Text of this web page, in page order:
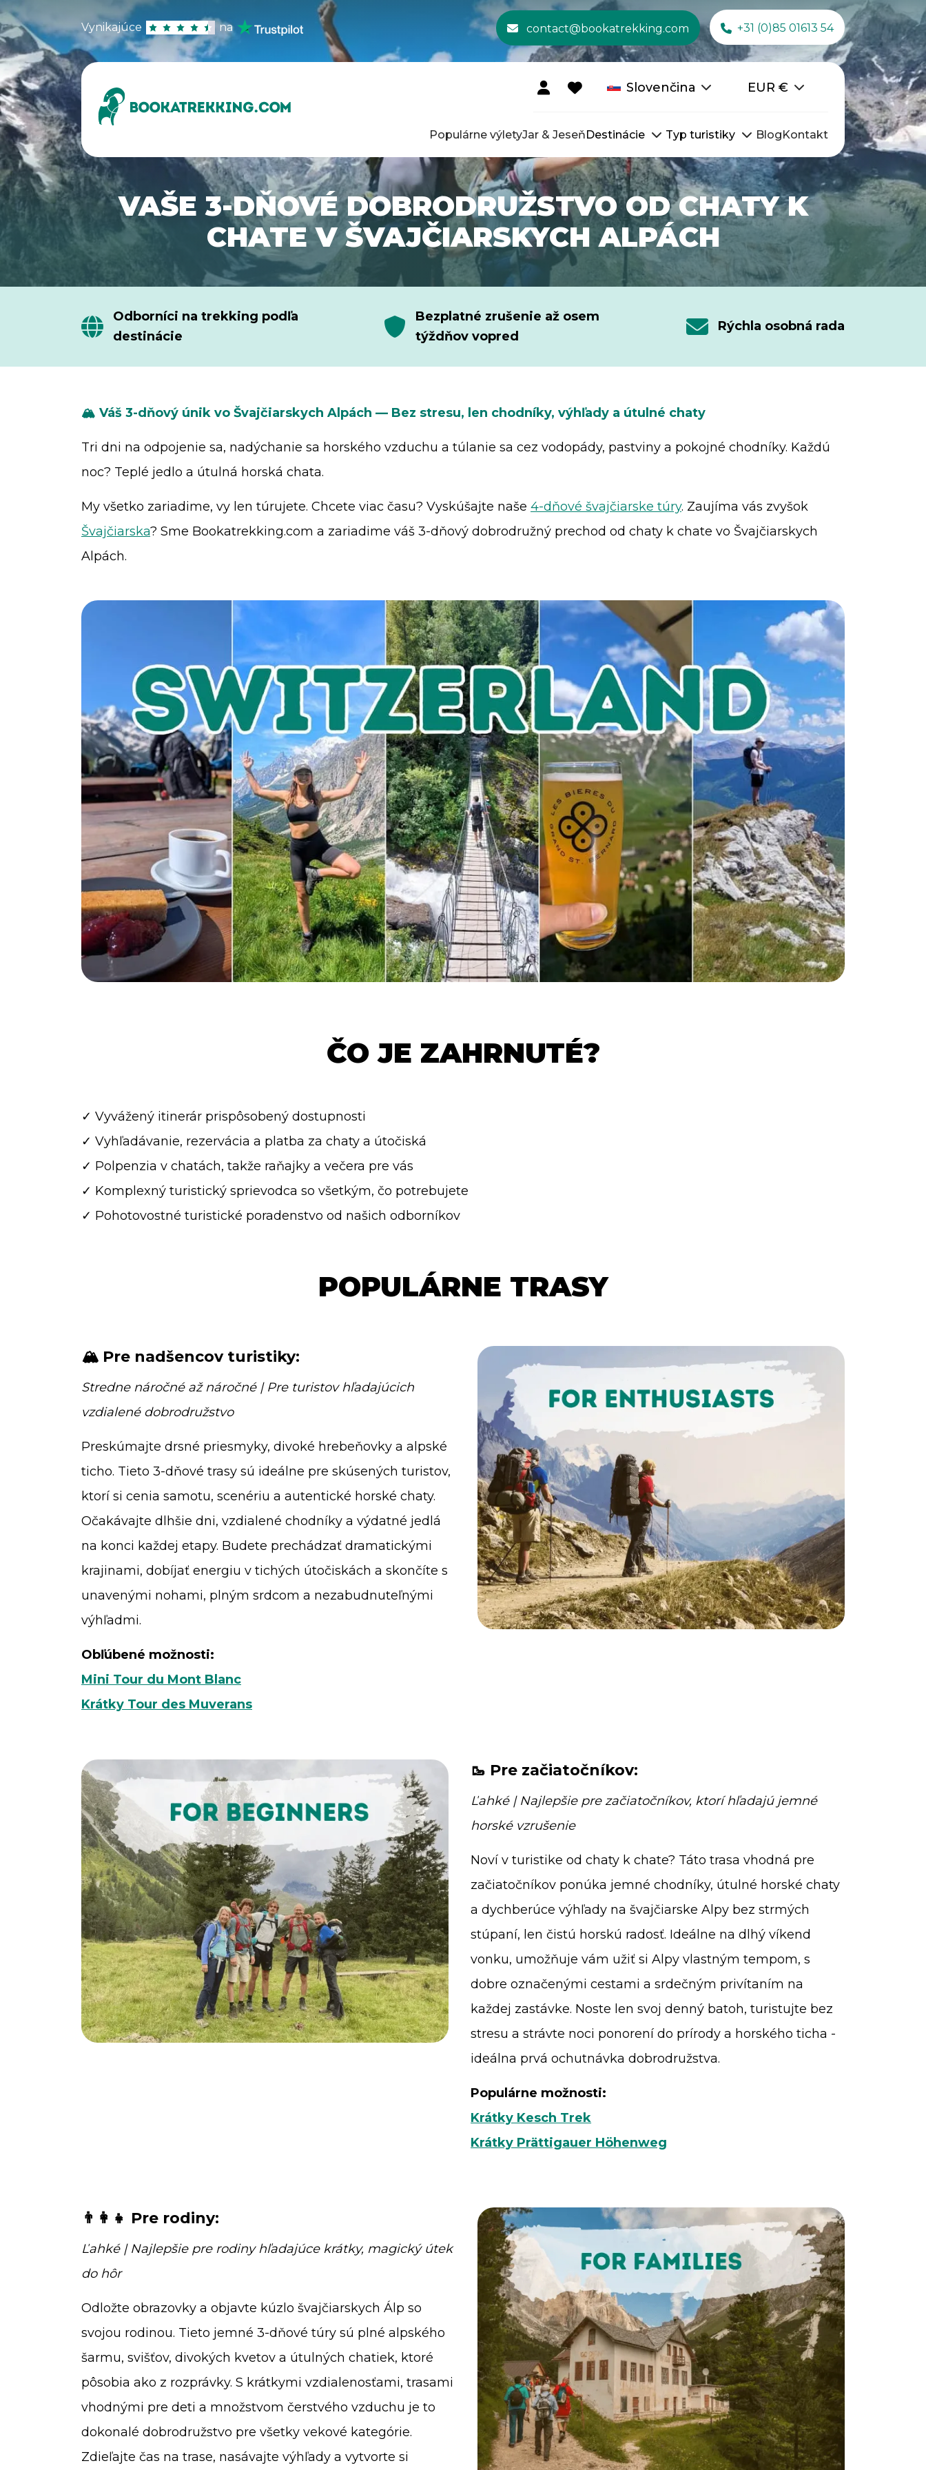
Vynikajúce na contact@bookatrekking.com +31 (0)85 01613 54
Slovenčina EUR €
Populárne výletyJar & JeseňDestinácie Typ turistiky BlogKontakt
VAŠE 3-DŇOVÉ DOBRODRUŽSTVO OD CHATY K
CHATE V ŠVAJČIARSKYCH ALPÁCH
Odborníci na trekking podľa
destinácie
Bezplatné zrušenie až osem
týždňov vopred
Rýchla osobná rada
🏔️ Váš 3-dňový únik vo Švajčiarskych Alpách — Bez stresu, len chodníky, výhľady a útulné chaty
Tri dni na odpojenie sa, nadýchanie sa horského vzduchu a túlanie sa cez vodopády, pastviny a pokojné chodníky. Každú
noc? Teplé jedlo a útulná horská chata.
My všetko zariadime, vy len túrujete. Chcete viac času? Vyskúšajte naše 4-dňové švajčiarske túry. Zaujíma vás zvyšok
Švajčiarska? Sme Bookatrekking.com a zariadime váš 3-dňový dobrodružný prechod od chaty k chate vo Švajčiarskych
Alpách.
ČO JE ZAHRNUTÉ?
✓ Vyvážený itinerár prispôsobený dostupnosti
✓ Vyhľadávanie, rezervácia a platba za chaty a útočiská
✓ Polpenzia v chatách, takže raňajky a večera pre vás
✓ Komplexný turistický sprievodca so všetkým, čo potrebujete
✓ Pohotovostné turistické poradenstvo od našich odborníkov
POPULÁRNE TRASY
🏔️ Pre nadšencov turistiky:
Stredne náročné až náročné | Pre turistov hľadajúcich
vzdialené dobrodružstvo
Preskúmajte drsné priesmyky, divoké hrebeňovky a alpské
ticho. Tieto 3-dňové trasy sú ideálne pre skúsených turistov,
ktorí si cenia samotu, scenériu a autentické horské chaty.
Očakávajte dlhšie dni, vzdialené chodníky a výdatné jedlá
na konci každej etapy. Budete prechádzať dramatickými
krajinami, dobíjať energiu v tichých útočiskách a skončíte s
unavenými nohami, plným srdcom a nezabudnuteľnými
výhľadmi.
Obľúbené možnosti:
Mini Tour du Mont Blanc
Krátky Tour des Muverans
🥾 Pre začiatočníkov:
Ľahké | Najlepšie pre začiatočníkov, ktorí hľadajú jemné
horské vzrušenie
Noví v turistike od chaty k chate? Táto trasa vhodná pre
začiatočníkov ponúka jemné chodníky, útulné horské chaty
a dychberúce výhľady na švajčiarske Alpy bez strmých
stúpaní, len čistú horskú radosť. Ideálne na dlhý víkend
vonku, umožňuje vám užiť si Alpy vlastným tempom, s
dobre označenými cestami a srdečným privítaním na
každej zastávke. Noste len svoj denný batoh, turistujte bez
stresu a strávte noci ponorení do prírody a horského ticha -
ideálna prvá ochutnávka dobrodružstva.
Populárne možnosti:
Krátky Kesch Trek
Krátky Prättigauer Höhenweg
👨‍👩‍👧 Pre rodiny:
Ľahké | Najlepšie pre rodiny hľadajúce krátky, magický útek
do hôr
Odložte obrazovky a objavte kúzlo švajčiarskych Álp so
svojou rodinou. Tieto jemné 3-dňové túry sú plné alpského
šarmu, svišťov, divokých kvetov a útulných chatiek, ktoré
pôsobia ako z rozprávky. S krátkymi vzdialenosťami, trasami
vhodnými pre deti a množstvom čerstvého vzduchu je to
dokonalé dobrodružstvo pre všetky vekové kategórie.
Zdieľajte čas na trase, nasávajte výhľady a vytvorte si